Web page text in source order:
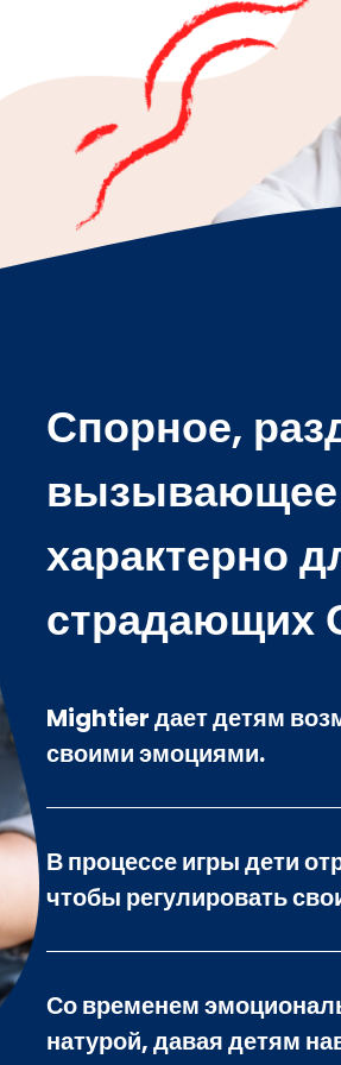
Спорное,
вызывающее
характерно
страдающих
Mightier дает детям
своими эмоциями.
В процессе игры дети
чтобы регулировать
Со временем
натурой, давая детям